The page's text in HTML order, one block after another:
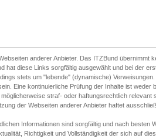
anderer Anbieter. Das ITZBund übernimmt
hat diese Links sorgfältig ausgewählt und bei der
stets um "lebende" (dynamische)
Eine kontinuierliche Prüfung der Inhalte ist
straf- oder haftungsrechtlich
der Webseiten anderer Anbieter haftet
Informationen sind sorgfältig und nach
Richtigkeit und Vollständigkeit der sich auf